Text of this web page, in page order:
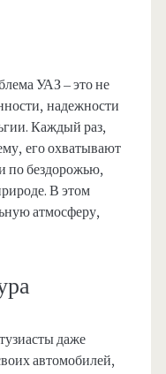
УАЗ – это не
надежности
Каждый раз,
его охватывают
по бездорожью,
В этом
атмосферу,
даже
автомобилей,